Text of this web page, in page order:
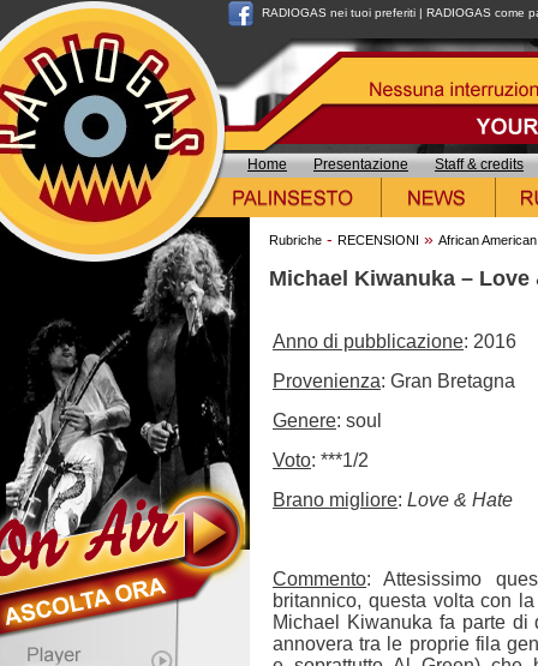
RADIOGAS nei tuoi preferiti | RADIOGAS come
Home Presentazione Staff & credits
Rubriche - RECENSIONI » African
Michael Kiwanuka – Love
Anno di pubblicazione: 2016
Provenienza: Gran Bretagna
Genere: soul
Voto: ***1/2
Brano migliore: Love & Hate
Commento: Attesissimo
britannico, questa volta con
Michael Kiwanuka fa parte
annovera tra le proprie fila